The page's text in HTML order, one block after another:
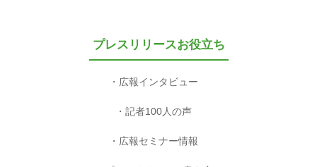
プレスリリースお役立ち
広報インタビュー
記者100人の声
広報セミナー情報